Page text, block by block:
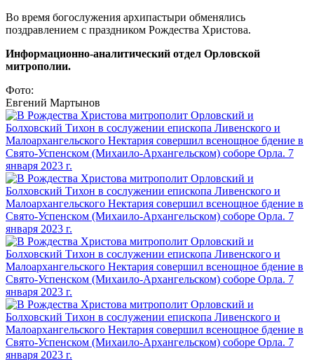
Во время богослужения архипастыри обменялись
поздравлением с праздником Рождества Христова.
Информационно-аналитический отдел Орловской
митрополии.
Фото:
Евгений Мартынов